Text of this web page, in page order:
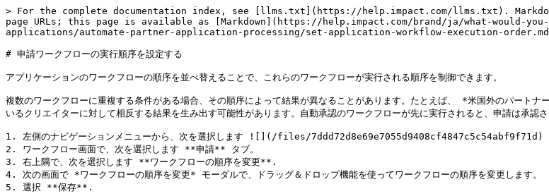
> For the complete documentation index, see [llms.txt](https://help.impact.com/llms.txt).
page URLs; this page is available as [Markdown](https://help.impact.com/brand/ja/what-would-
applications/automate-partner-application-processing/set-application-workflow-execution-
# 申請ワークフローの実行順序を設定する
アプリケーションのワークフローの順序を並べ替えることで、これらのワークフローが実行される順序を制御できます。
複数のワークフローに重複する条件がある場合、その順序によって結果が異なることがあります。たとえば、 *米国外のパー
いるクリエイターに対して相反する結果を生み出す可能性があります。自動承認のワークフローが先に実行されると、申請は承認
1. 左側のナビゲーションメニューから、次を選択します ![](/files/
2. ワークフロー画面で、次を選択します **申請** タブ。
3. 右上隅で、次を選択します **ワークフローの順序を変更**.
4. 次の画面で *ワークフローの順序を変更* モーダルで、ドラッグ＆ドロップ機能を使ってワークフローの順序を変更します。
5. 選択 **保存**.